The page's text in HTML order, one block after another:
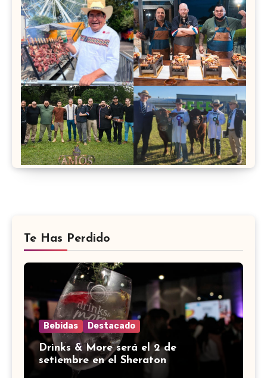
Te Has Perdido
Bebidas Destacado
Drinks & More será el 2 de
setiembre en el Sheraton